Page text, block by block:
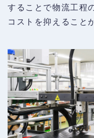
することで物流工程
コストを抑えること